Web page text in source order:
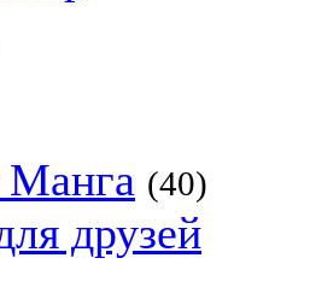
(40)
друзей